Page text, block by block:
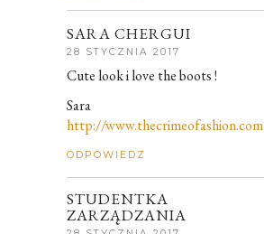
SARA CHERGUI
28 STYCZNIA 2017
Cute look i love the boots !
Sara
http://www.thecrimeofashion.com
ODPOWIEDZ
STUDENTKA
ZARZĄDZANIA